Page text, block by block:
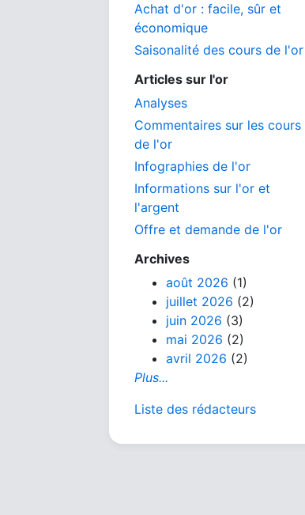
Achat d'or : facile, sûr et
économique
Saisonalité des cours de l'or
Articles sur l'or
Analyses
Commentaires sur les cours
de l'or
Infographies de l'or
Informations sur l'or et
l'argent
Offre et demande de l'or
Archives
août 2026 (1)
juillet 2026 (2)
juin 2026 (3)
mai 2026 (2)
avril 2026 (2)
Plus...
Liste des rédacteurs